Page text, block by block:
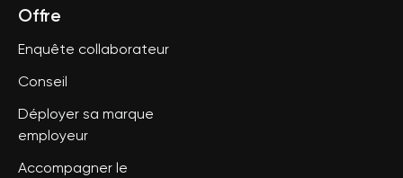
Offre
Enquête collaborateur
Conseil
Déployer sa marque
employeur
Accompagner le